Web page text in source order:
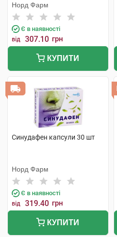
Норд Фарм
Є в наявності
від 307.10 грн
КУПИТИ
Синудафен капсули 30 шт
Норд Фарм
Є в наявності
від 319.40 грн
КУПИТИ